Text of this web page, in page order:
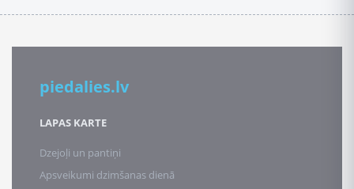
piedalies.lv
LAPAS KARTE
Dzejoļi un pantiņi
Apsveikumi dzimšanas dienā